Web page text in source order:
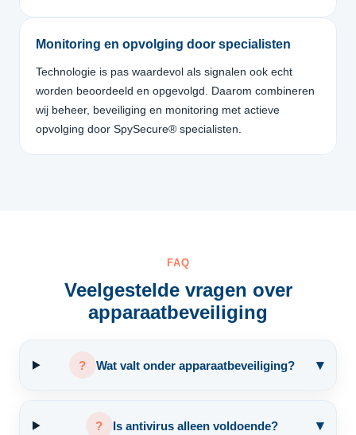
Monitoring en opvolging door specialisten
Technologie is pas waardevol als signalen ook echt
worden beoordeeld en opgevolgd. Daarom combineren
wij beheer, beveiliging en monitoring met actieve
opvolging door SpySecure® specialisten.
FAQ
Veelgestelde vragen over
apparaatbeveiliging
? Wat valt onder apparaatbeveiliging? ▾
? Is antivirus alleen voldoende? ▾